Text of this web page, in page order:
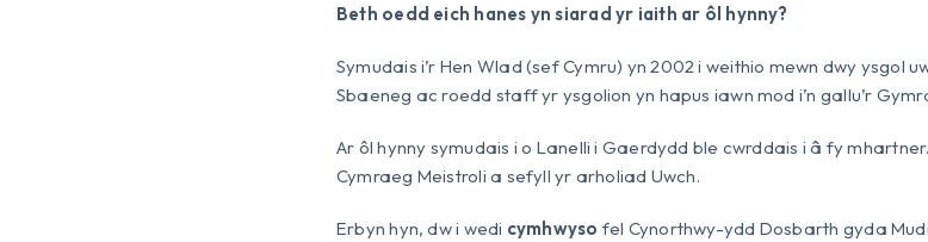
Beth oedd eich hanes yn siarad yr iaith ar ôl hynny?
Symudais i’r Hen Wlad (sef Cymru) yn 2002 i weithio mewn dwy ysgol
Sbaeneg ac roedd staff yr ysgolion yn hapus iawn mod i’n gallu’r
Ar ôl hynny symudais i o Lanelli i Gaerdydd ble cwrddais i â fy
Cymraeg Meistroli a sefyll yr arholiad Uwch.
Erbyn hyn, dw i wedi cymhwyso fel Cynorthwy-ydd Dosbarth gyda